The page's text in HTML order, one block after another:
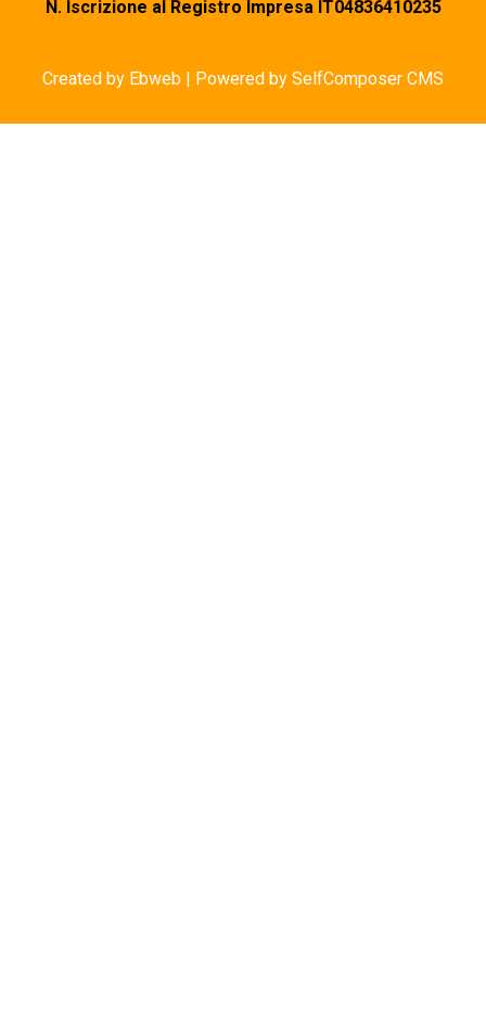
N. Iscrizione al Registro Impresa IT04836410235
Created by Ebweb | Powered by SelfComposer CMS